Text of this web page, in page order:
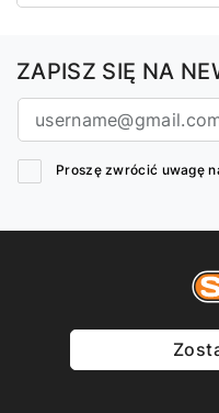
ZAPISZ SIĘ NA
Proszę zwrócić uwagę